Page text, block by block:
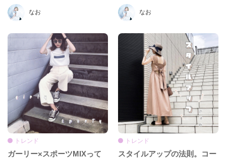
なお なお
トレンド
ガーリー×スポーツMIXって
トレンド
スタイルアップの法則。コー